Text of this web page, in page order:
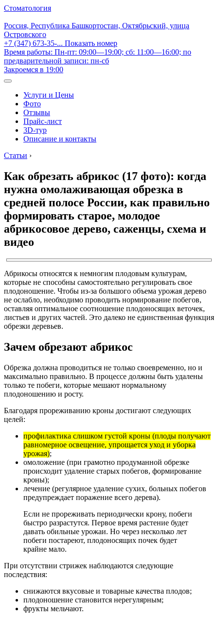
Стоматология
Россия, Республика Башкортостан, Октябрьский, улица
Островского
+7 (347) 673-35-... Показать номер
Время работы: Пн-пт: 09:00—19:00; сб: 11:00—16:00; по
предварительной записи: пн-сб
Закроемся в 19:00
Услуги и Цены
Фото
Отзывы
Прайс-лист
3D-тур
Описание и контакты
Статьи ›
Как обрезать абрикос (17 фото): когда
нужна омолаживающая обрезка в
средней полосе России, как правильно
формировать старое, молодое
абрикосовое дерево, саженцы, схема и
видео
Абрикосы относятся к немногим плодовым культурам,
которые не способны самостоятельно регулировать свое
плодоношение. Чтобы из-за большого объема урожая дерево
не ослабло, необходимо проводить нормирование побегов,
оставляя оптимальное соотношение плодоносящих веточек,
листьев и других частей. Это далеко не единственная функция
обрезки деревьев.
Зачем обрезают абрикос
Обрезка должна проводиться не только своевременно, но и
максимально правильно. В процессе должны быть удалены
только те побеги, которые мешают нормальному
плодоношению и росту.
Благодаря прореживанию кроны достигают следующих
целей:
профилактика слишком густой кроны (плоды получают
равномерное освещение, упрощается уход и уборка
урожая);
омоложение (при грамотно продуманной обрезке
происходит удаление старых побегов, формирование
кроны);
лечение (регулярное удаление сухих, больных побегов
предупреждает поражение всего дерева).
Если не прореживать периодически крону, побеги
быстро разрастутся. Первое время растение будет
давать обильные урожаи. Но через несколько лет
побеги постареют, плодоносящих почек будет
крайне мало.
При отсутствии стрижек наблюдаются следующие
последствия:
снижаются вкусовые и товарные качества плодов;
плодоношение становится нерегулярным;
фрукты мельчают.